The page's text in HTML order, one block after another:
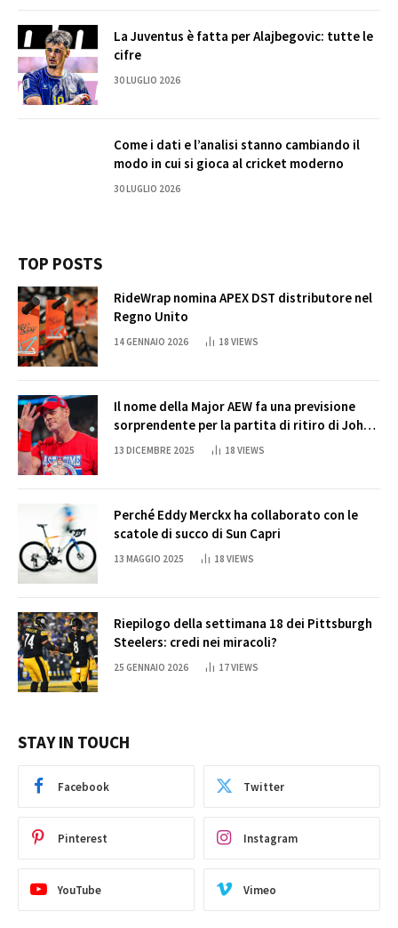
La Juventus è fatta per Alajbegovic: tutte le
cifre
30 LUGLIO 2026
Come i dati e l’analisi stanno cambiando il
modo in cui si gioca al cricket moderno
30 LUGLIO 2026
TOP POSTS
RideWrap nomina APEX DST distributore nel
Regno Unito
14 GENNAIO 2026 18 VIEWS
Il nome della Major AEW fa una previsione
sorprendente per la partita di ritiro di John
Cena
13 DICEMBRE 2025 18 VIEWS
Perché Eddy Merckx ha collaborato con le
scatole di succo di Sun Capri
13 MAGGIO 2025 18 VIEWS
Riepilogo della settimana 18 dei Pittsburgh
Steelers: credi nei miracoli?
25 GENNAIO 2026 17VIEWS
STAY IN TOUCH
Facebook Twitter
Pinterest Instagram
YouTube Vimeo